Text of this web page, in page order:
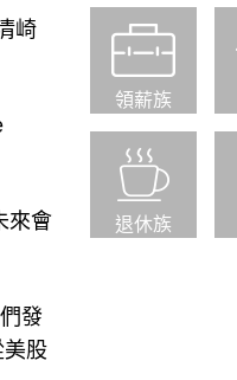
崎
來會
發
美股
領薪族
退休族